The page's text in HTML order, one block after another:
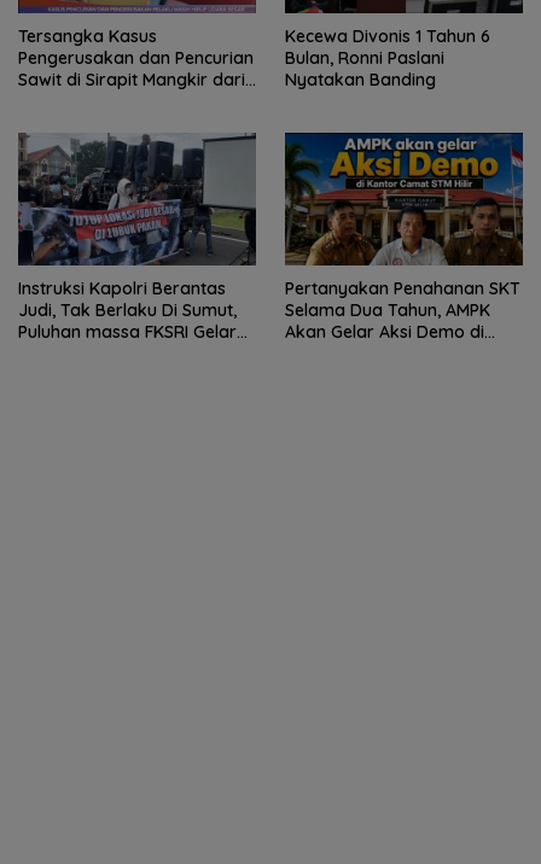
Tersangka Kasus
Pengerusakan dan Pencurian
Sawit di Sirapit Mangkir dari
Kecewa Divonis 1 Tahun 6
Bulan, Ronni Paslani
Nyatakan Banding
Instruksi Kapolri Berantas
Judi, Tak Berlaku Di Sumut,
Puluhan massa FKSRI Gelar
Pertanyakan Penahanan SKT
Selama Dua Tahun, AMPK
Akan Gelar Aksi Demo di